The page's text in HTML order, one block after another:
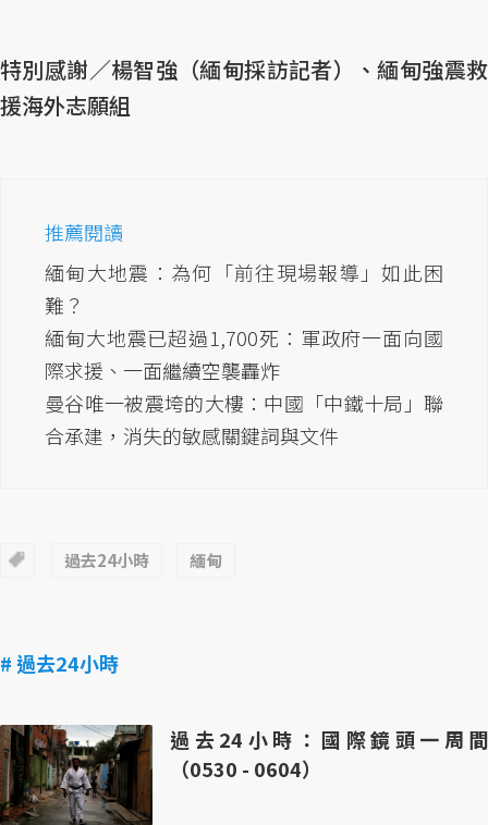
特別感謝／楊智強（緬甸採訪記者）、緬甸強震救
援海外志願組
推薦閱讀
緬甸大地震：為何「前往現場報導」如此困
難？
緬甸大地震已超過1,700死：軍政府一面向國
際求援、一面繼續空襲轟炸
曼谷唯一被震垮的大樓：中國「中鐵十局」聯
合承建，消失的敏感關鍵詞與文件
過去24小時 緬甸
# 過去24小時
過去24小時：國際鏡頭一周間
（0530 - 0604）